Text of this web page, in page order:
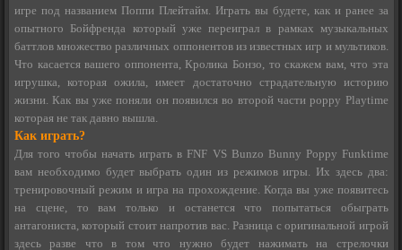
игре под названием Поппи Плейтайм. Играть вы будете, как и ранее за
опытного Бойфренда который уже переиграл в рамках музыкальных
баттлов множество различных оппонентов из известных игр и мультиков.
Что касается вашего оппонента, Кролика Бонзо, то скажем вам, что эта
игрушка, которая ожила, имеет достаточно страдательную историю
жизни. Как вы уже поняли он появился во второй части poppy Playtime
которая не так давно вышла.
Как играть?
Для того чтобы начать играть в FNF VS Bunzo Bunny Poppy Funktime
вам необходимо будет выбрать один из режимов игры. Их здесь два:
тренировочный режим и игра на прохождение. Когда вы уже появитесь
на сцене, то вам только и останется что попытаться обыграть
антагониста, который стоит напротив вас. Разница с оригинальной игрой
здесь разве что в том что нужно будет нажимать на стрелочки